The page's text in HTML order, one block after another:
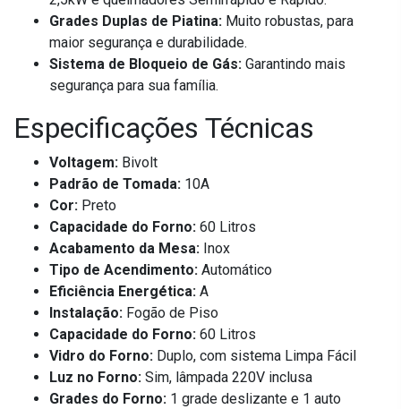
Grades Duplas de Piatina: Muito robustas, para
maior segurança e durabilidade.
Sistema de Bloqueio de Gás: Garantindo mais
segurança para sua família.
Especificações Técnicas
Voltagem: Bivolt
Padrão de Tomada: 10A
Cor: Preto
Capacidade do Forno: 60 Litros
Acabamento da Mesa: Inox
Tipo de Acendimento: Automático
Eficiência Energética: A
Instalação: Fogão de Piso
Capacidade do Forno: 60 Litros
Vidro do Forno: Duplo, com sistema Limpa Fácil
Luz no Forno: Sim, lâmpada 220V inclusa
Grades do Forno: 1 grade deslizante e 1 auto